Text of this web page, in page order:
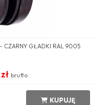
CZARNY GŁADKI RAL 9005
brutto
KUPUJĘ